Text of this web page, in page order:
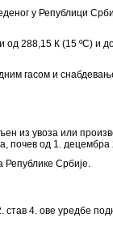
у Републици
288,15 К (15 ºC) и
гасом и
из увоза или
почев од 1. децембра
Републике Србије.
4. ове уредбе